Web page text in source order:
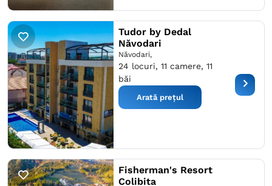
Tudor by Dedal
Năvodari
Năvodari,
24 locuri, 11 camere, 11
băi
Arată prețul
Fisherman's Resort
Colibita